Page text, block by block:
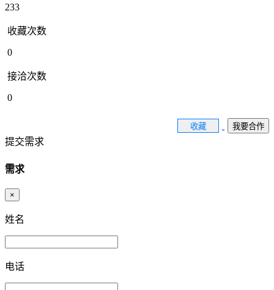
233
收藏次数
0
接洽次数
0
收藏 我要合作
提交需求
需求
×
姓名
电话